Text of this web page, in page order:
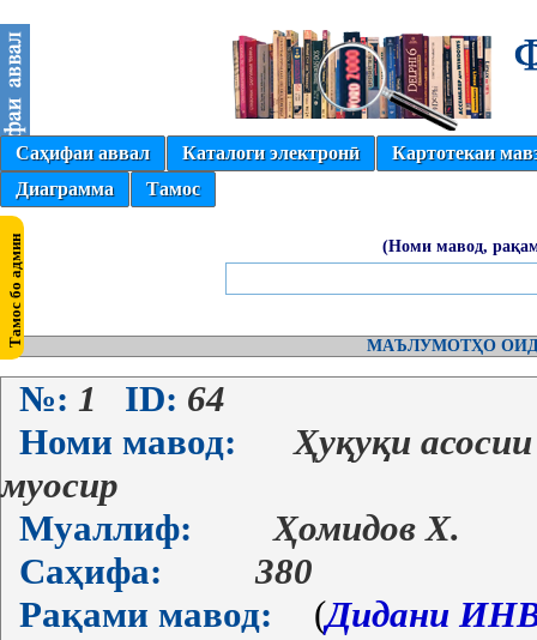
Саҳифаи аввал Каталоги электронӣ
Картотекаи
Диаграмма
Тамос
(Номи мавод,
МАЪЛУМОТҲО
№: 1 ID: 64
Номи мавод:
Ҳуқуқи
муосир
Муаллиф:
Ҳомидов Х.
Саҳифа:
380
Рақами мавод:
(Дидани